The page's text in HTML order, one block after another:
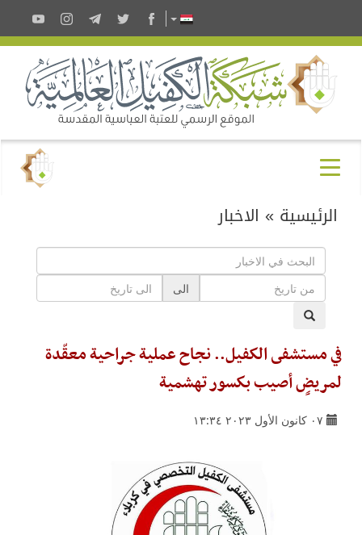
الرئيسية » الاخبار
الى
في مستشفى الكفيل.. نجاح عملية جراحية معقّدة
لمريضٍ أصيب بكسور تهشمية
٠٧ كانون الأول ٢٠٢٣ ١٣:٣٤